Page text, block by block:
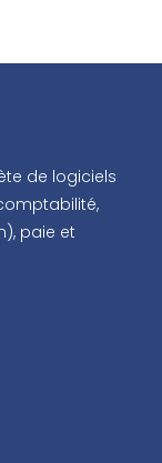
de logiciels
paie et